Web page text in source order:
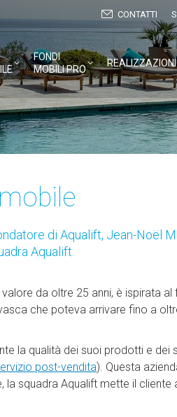
CONTATTI
FONDI
MOBILI PRO
REALIZZAZIONI
di Aqualift, Jean-Noël
Aqualift.
da oltre 25 anni, è ispirata
che poteva arrivare fino a
la qualità dei suoi prodotti e dei
post-vendita). Questa
squadra Aqualift mette il